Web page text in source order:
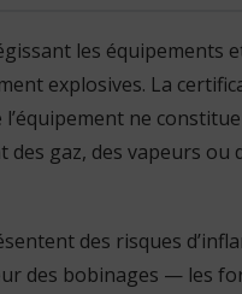
les équipements
explosives. La
ne
gaz, des vapeurs ou
des risques
des bobinages — les